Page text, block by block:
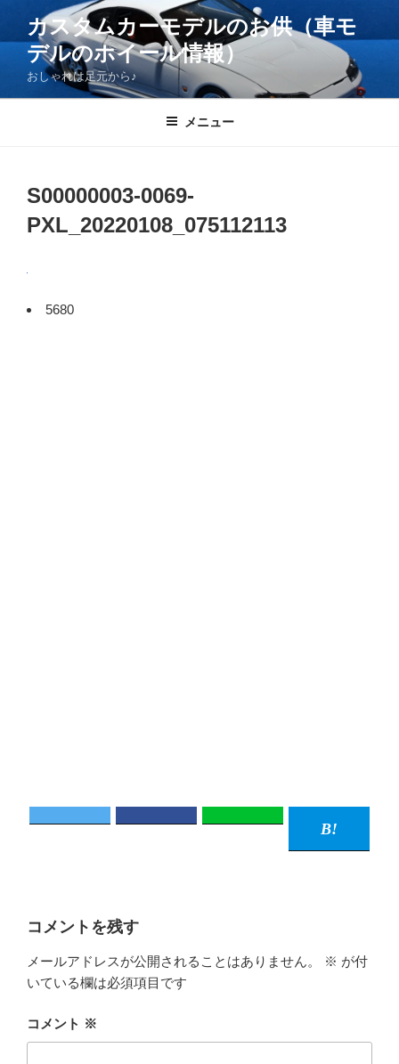
ツ
カスタムカーモデルのお供（車モ
デルのホイール情報）
おしゃれは足元から♪
メニュー
S00000003-0069-
PXL_20220108_075112113
5680
コメントを残す
メールアドレスが公開されることはありません。 ※ が付
いている欄は必須項目です
コメント ※